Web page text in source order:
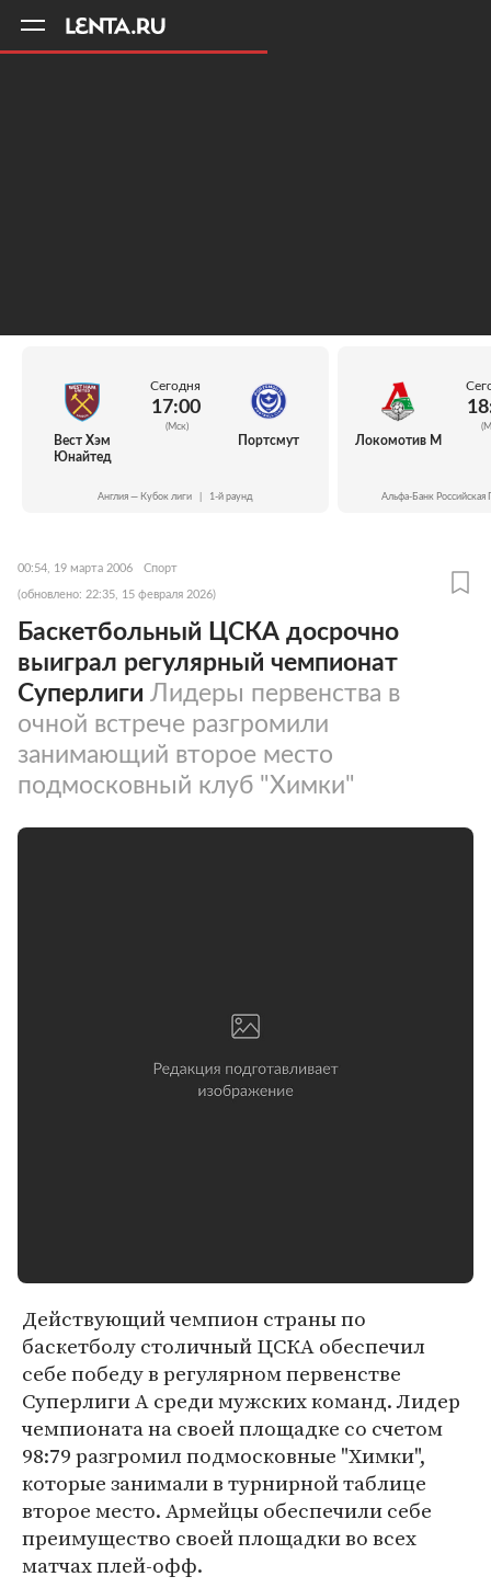
Вест Хэм
Юнайтед
Сегодня
17:00
(Мск)
Портсмут
Англия — Кубок лиги 1-й раунд
Локомотив М
Альфа-Банк Российская
00:54, 19 марта 2006 Спорт
(обновлено: 22:35, 15 февраля 2026)
Баскетбольный ЦСКА досрочно
выиграл регулярный чемпионат
Суперлиги Лидеры первенства в
очной встрече разгромили
занимающий второе место
подмосковный клуб "Химки"
Действующий чемпион страны по
баскетболу столичный ЦСКА обеспечил
себе победу в регулярном первенстве
Суперлиги А среди мужских команд. Лидер
чемпионата на своей площадке со счетом
98:79 разгромил подмосковные "Химки",
которые занимали в турнирной таблице
второе место. Армейцы обеспечили себе
преимущество своей площадки во всех
матчах плей-офф.